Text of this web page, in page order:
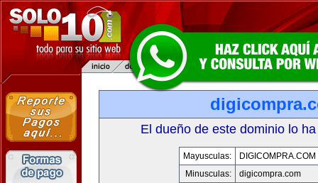
El dueño de este dominio lo
Mayusculas:
DIGICOMPRA.COM
Minusculas:
digicompra.com